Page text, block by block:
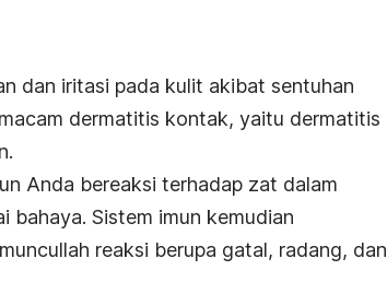
dan iritasi pada kulit akibat sentuhan
dermatitis kontak, yaitu dermatitis
Anda bereaksi terhadap zat dalam
bahaya. Sistem imun kemudian
reaksi berupa gatal, radang, dan